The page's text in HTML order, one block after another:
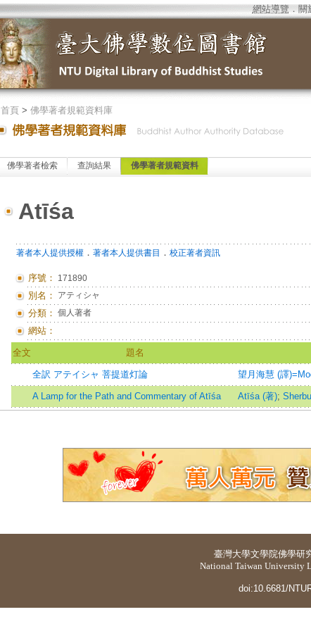
網站導覽 ． 關
首頁> 佛學著者規範資料庫
佛學著者檢索 查詢結果 佛學著者規範資料
Atīśa
著者本人提供授權． 著者本人提供書目 ． 校正著者資訊
序號： 171890
別名： アティシャ
分類： 個人著者
網站：
全文 題名
全訳 アテイシャ 菩提道灯論 望月海慧 (譯
A Lamp for the Path and Commentary of Atīśa Atīśa (著);
臺灣大學文學院佛學研
National Taiwan University
doi:10.6681/